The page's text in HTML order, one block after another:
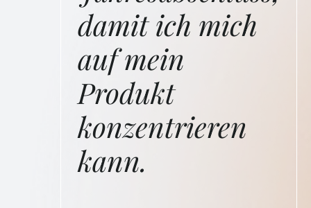
damit ich mich
auf mein
Produkt
konzentrieren
kann.